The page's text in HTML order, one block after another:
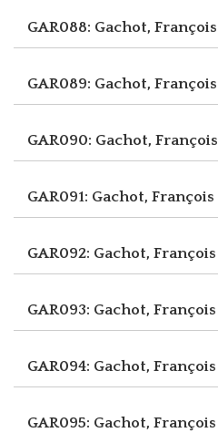
GAR088: Gachot, François
GAR089: Gachot, François
GAR090: Gachot, François
GAR091: Gachot, François
GAR092: Gachot, François
GAR093: Gachot, François
GAR094: Gachot, François
GAR095: Gachot, François